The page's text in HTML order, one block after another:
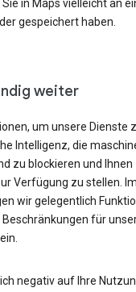
in Maps vielleicht an
gespeichert haben.
weiter
um unsere Dienste
Intelligenz, die
zu blockieren und Ihnen
Verfügung zu stellen. Im
wir gelegentlich
für
negativ auf Ihre